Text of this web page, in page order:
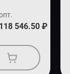
546.50 ₽